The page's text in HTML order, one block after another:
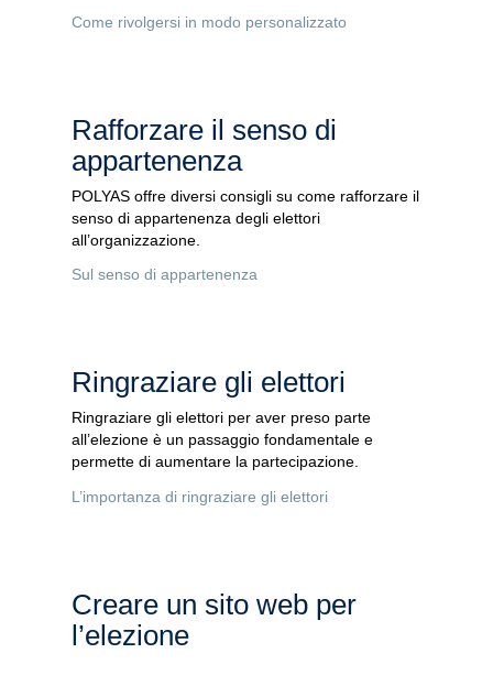
Come rivolgersi in modo personalizzato
Rafforzare il senso di
appartenenza
POLYAS offre diversi consigli su come rafforzare il
senso di appartenenza degli elettori
all’organizzazione.
Sul senso di appartenenza
Ringraziare gli elettori
Ringraziare gli elettori per aver preso parte
all’elezione è un passaggio fondamentale e
permette di aumentare la partecipazione.
L’importanza di ringraziare gli elettori
Creare un sito web per
l’elezione